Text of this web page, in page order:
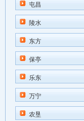
屯昌
陵水
东方
保亭
乐东
万宁
农垦